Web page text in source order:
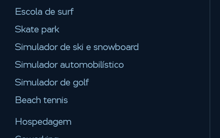
Escola de surf
Skate park
Simulador de ski e snowboard
Simulador automobilístico
Simulador de golf
Beach tennis
Hospedagem